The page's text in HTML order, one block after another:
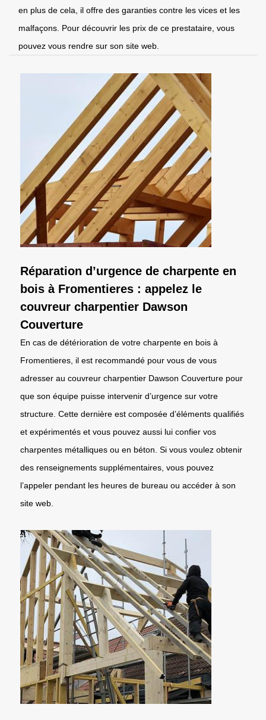
en plus de cela, il offre des garanties contre les vices et les
malfaçons. Pour découvrir les prix de ce prestataire, vous
pouvez vous rendre sur son site web.
Réparation d’urgence de charpente en
bois à Fromentieres : appelez le
couvreur charpentier Dawson
Couverture
En cas de détérioration de votre charpente en bois à
Fromentieres, il est recommandé pour vous de vous
adresser au couvreur charpentier Dawson Couverture pour
que son équipe puisse intervenir d’urgence sur votre
structure. Cette dernière est composée d’éléments qualifiés
et expérimentés et vous pouvez aussi lui confier vos
charpentes métalliques ou en béton. Si vous voulez obtenir
des renseignements supplémentaires, vous pouvez
l’appeler pendant les heures de bureau ou accéder à son
site web.